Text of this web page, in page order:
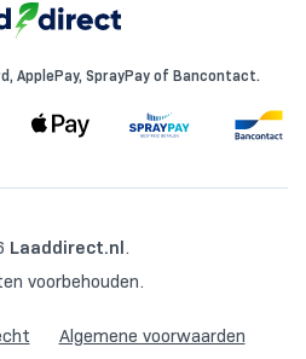
ApplePay, SprayPay of Bancontact.
Laaddirect.nl.
voorbehouden.
Algemene voorwaarden